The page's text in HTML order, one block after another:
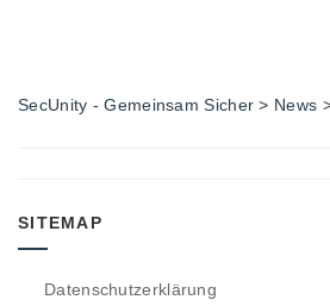
SecUnity - Gemeinsam Sicher > News
SITEMAP
Datenschutzerklärung